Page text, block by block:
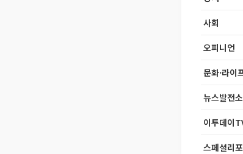
사회
오피니언
문화·라이
뉴스발전소
이투데이
스페셜리